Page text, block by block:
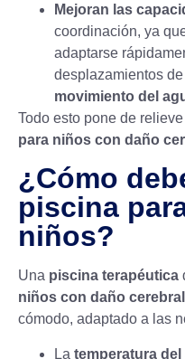
Mejoran las
coordinación, ya
adaptarse
desplazamientos
movimiento del
Todo esto pone de
para niños con daño
¿Cómo
piscina
niños?
Una piscina terapéutica
niños con daño cerebral
cómodo, adaptado a las
La temperatura del